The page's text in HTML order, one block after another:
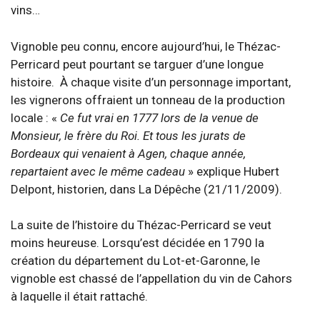
vins…
Vignoble peu connu, encore aujourd’hui, le Thézac-
Perricard peut pourtant se targuer d’une longue
histoire. À chaque visite d’un personnage important,
les vignerons offraient un tonneau de la production
locale : « Ce fut vrai en 1777 lors de la venue de
Monsieur, le frère du Roi. Et tous les jurats de
Bordeaux qui venaient à Agen, chaque année,
repartaient avec le même cadeau » explique Hubert
Delpont, historien, dans La Dépêche (21/11/2009).
La suite de l’histoire du Thézac-Perricard se veut
moins heureuse. Lorsqu’est décidée en 1790 la
création du département du Lot-et-Garonne, le
vignoble est chassé de l’appellation du vin de Cahors
à laquelle il était rattaché.